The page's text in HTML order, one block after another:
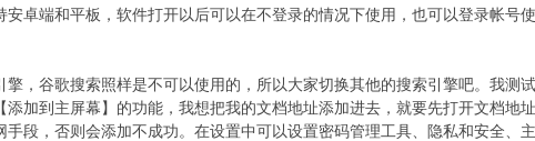
安卓端和平板，软件打开以后可以在不登录的情况下使用，也可以登录帐号
擎，谷歌搜索照样是不可以使用的，所以大家切换其他的搜索引擎吧。我测
添加到主屏幕】的功能，我想把我的文档地址添加进去，就要先打开文档地
手段，否则会添加不成功。在设置中可以设置密码管理工具、隐私和安全、